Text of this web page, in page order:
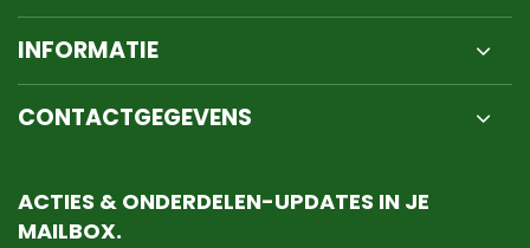
INFORMATIE
CONTACTGEGEVENS
ACTIES & ONDERDELEN-UPDATES IN JE
MAILBOX.